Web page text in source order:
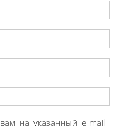
на указанный e-mail